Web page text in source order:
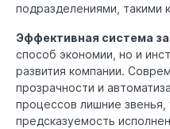
подразделениями, такими
Эффективная система
способ экономии, но и
развития компании.
прозрачности и
процессов лишние звенья,
предсказуемость